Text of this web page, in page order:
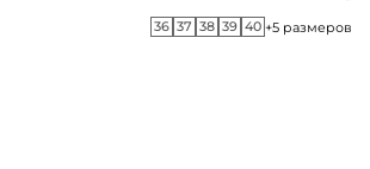
36 37 38 39 40 +5 размеров